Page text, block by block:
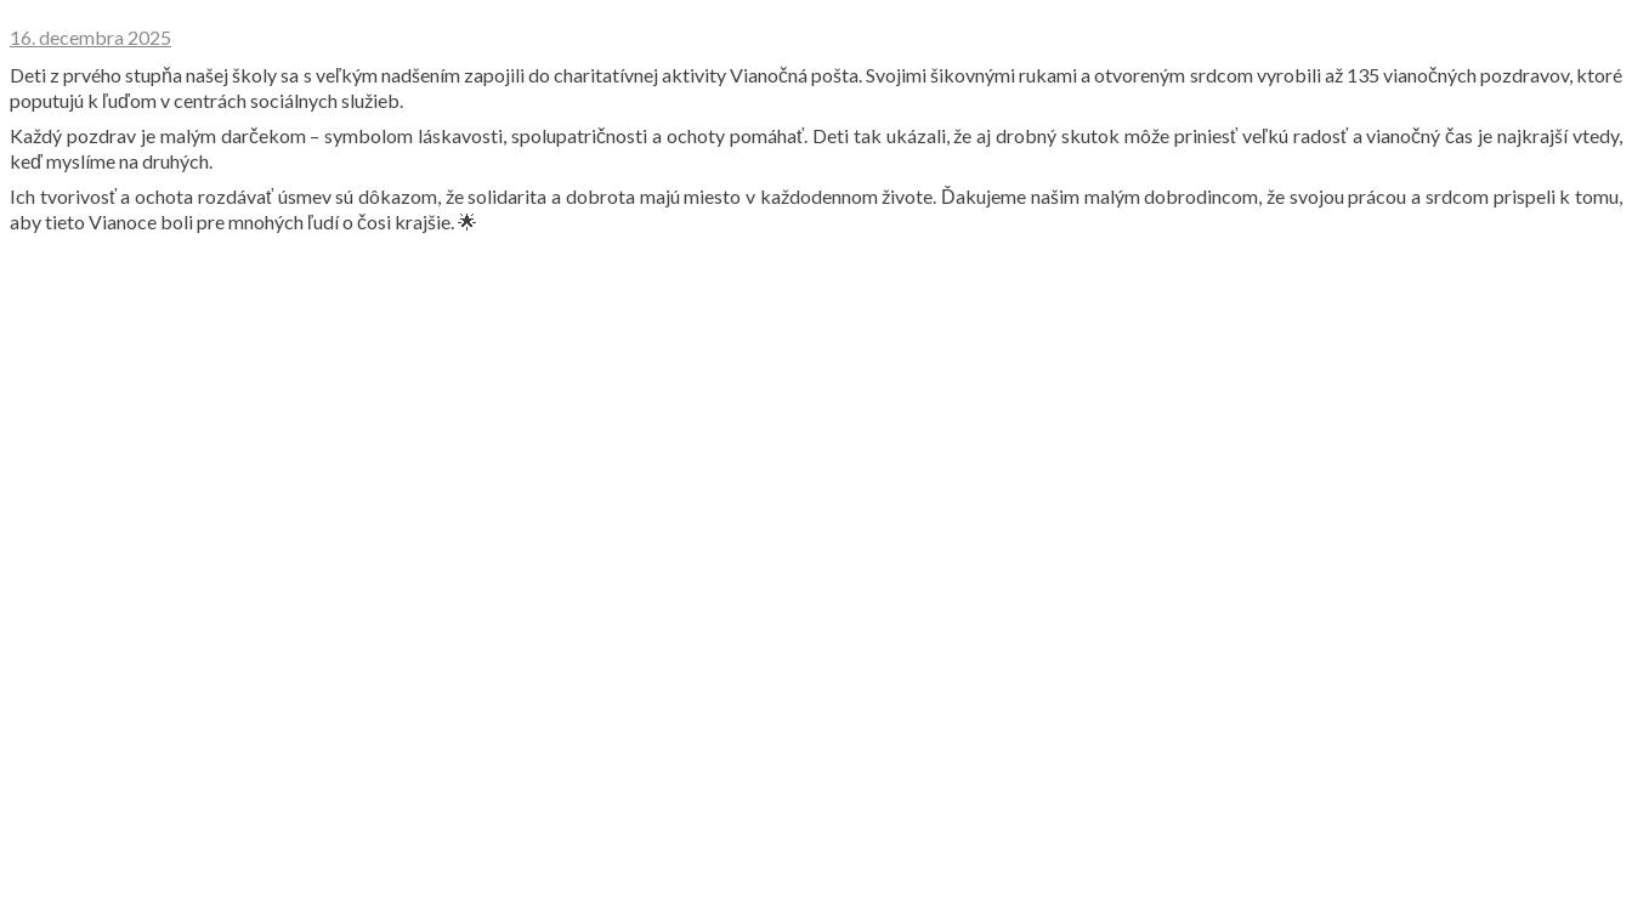
16. decembra 2025
Deti z prvého stupňa našej školy sa s veľkým nadšením zapojili do charitatívnej aktivity Vianočná pošta. Svojimi šikovnými rukami a otvoreným srdcom vyrobili až 135 vianočných pozdravov, ktoré
poputujú k ľuďom v centrách sociálnych služieb.
Každý pozdrav je malým darčekom – symbolom láskavosti, spolupatričnosti a ochoty pomáhať. Deti tak ukázali, že aj drobný skutok môže priniesť veľkú radosť a vianočný čas je najkrajší vtedy,
keď myslíme na druhých.
Ich tvorivosť a ochota rozdávať úsmev sú dôkazom, že solidarita a dobrota majú miesto v každodennom živote. Ďakujeme našim malým dobrodincom, že svojou prácou a srdcom prispeli k tomu,
aby tieto Vianoce boli pre mnohých ľudí o čosi krajšie. 🌟